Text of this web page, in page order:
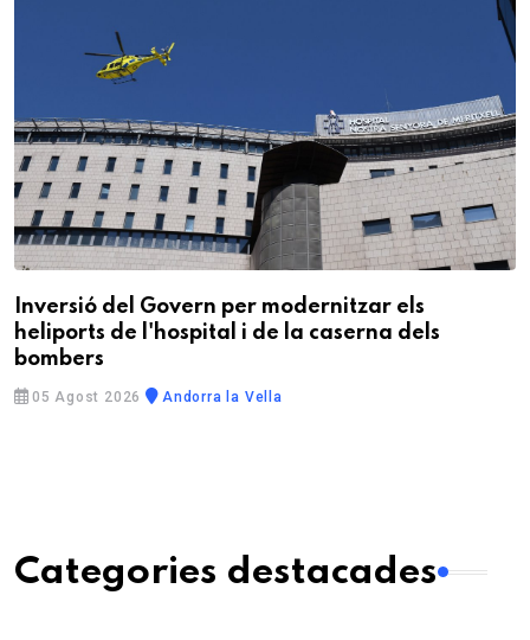
Inversió del Govern per modernitzar els
heliports de l'hospital i de la caserna dels
bombers
05 Agost 2026 Andorra la Vella
Categories destacades